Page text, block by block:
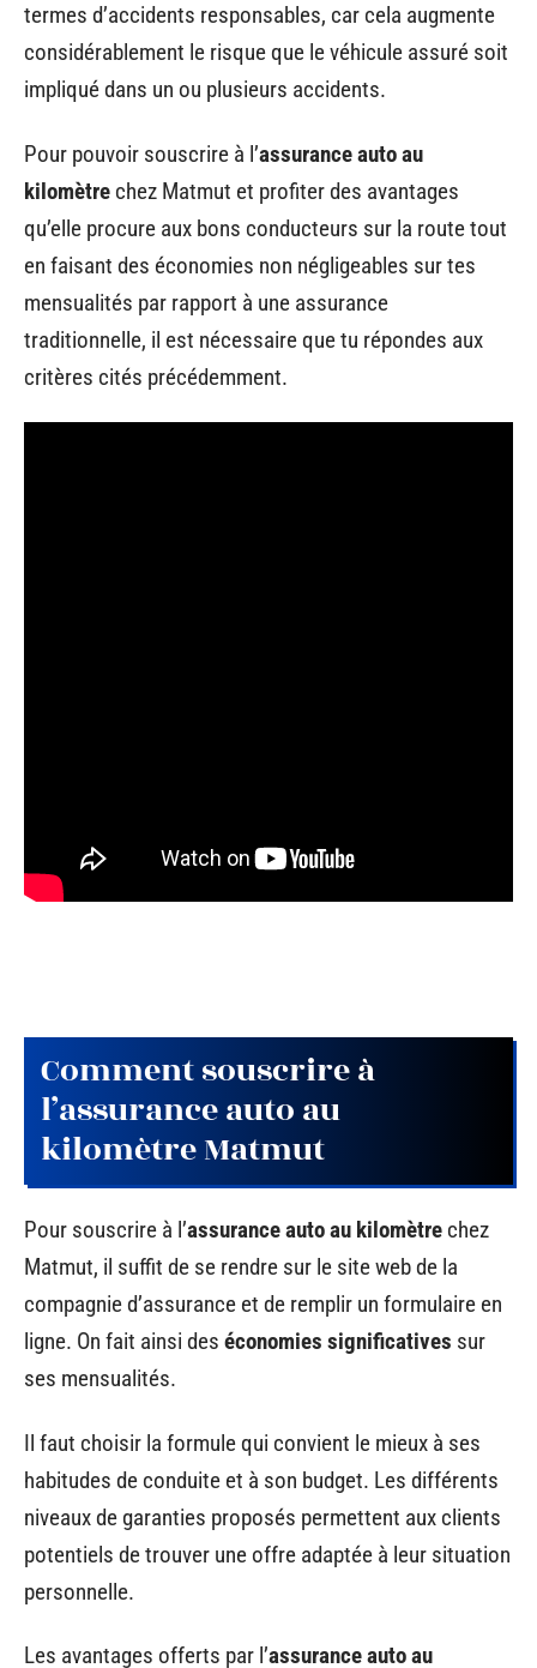
termes d’accidents responsables, car cela augmente
considérablement le risque que le véhicule assuré soit
impliqué dans un ou plusieurs accidents.
Pour pouvoir souscrire à l’assurance auto au
kilomètre chez Matmut et profiter des avantages
qu’elle procure aux bons conducteurs sur la route tout
en faisant des économies non négligeables sur tes
mensualités par rapport à une assurance
traditionnelle, il est nécessaire que tu répondes aux
critères cités précédemment.
Comment souscrire à
l’assurance auto au
kilomètre Matmut
Pour souscrire à l’assurance auto au kilomètre chez
Matmut, il suffit de se rendre sur le site web de la
compagnie d’assurance et de remplir un formulaire en
ligne. On fait ainsi des économies significatives sur
ses mensualités.
Il faut choisir la formule qui convient le mieux à ses
habitudes de conduite et à son budget. Les différents
niveaux de garanties proposés permettent aux clients
potentiels de trouver une offre adaptée à leur situation
personnelle.
Les avantages offerts par l’assurance auto au